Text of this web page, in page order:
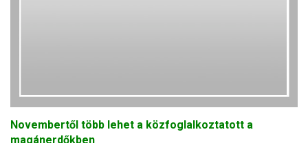
Novembertől több lehet a közfoglalkoztatott a
magánerdőkben